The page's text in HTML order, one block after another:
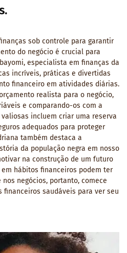
sob controle para garantir
do negócio é crucial para
especialista em finanças da
incríveis, práticas e divertidas
financeiro em atividades diárias.
realista para o negócio,
e comparando-os com a
incluem criar uma reserva
adequados para proteger
também destaca a
da população negra em nosso
na construção de um futuro
em hábitos financeiros podem ter
negócios, portanto, comece
financeiros saudáveis para ver seu